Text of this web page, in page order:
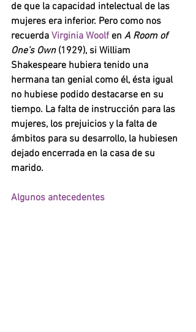
de que la capacidad intelectual de las
mujeres era inferior. Pero como nos
recuerda Virginia Woolf en A Room of
One’s Own (1929), si William
Shakespeare hubiera tenido una
hermana tan genial como él, ésta igual
no hubiese podido destacarse en su
tiempo. La falta de instrucción para las
mujeres, los prejuicios y la falta de
ámbitos para su desarrollo, la hubiesen
dejado encerrada en la casa de su
marido.
Algunos antecedentes